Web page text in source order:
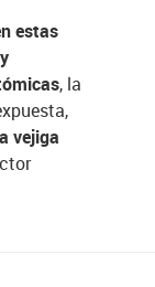
estas
, la
vejiga